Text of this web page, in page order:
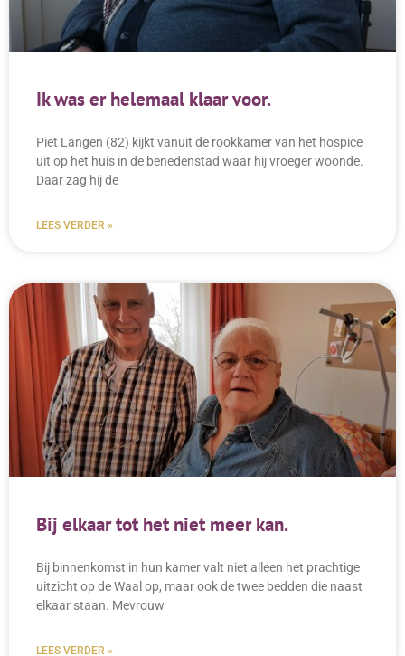
Ik was er helemaal klaar voor.
Piet Langen (82) kijkt vanuit de rookkamer van het hospice
uit op het huis in de benedenstad waar hij vroeger woonde.
Daar zag hij de
LEES VERDER »
Bij elkaar tot het niet meer kan.
Bij binnenkomst in hun kamer valt niet alleen het prachtige
uitzicht op de Waal op, maar ook de twee bedden die naast
elkaar staan. Mevrouw
LEES VERDER »